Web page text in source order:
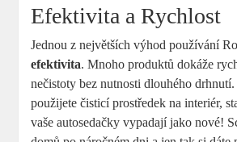
Efektivita ‌a Rychlost
Jednou z největších⁢ výhod používání
efektivita. Mnoho produktů dokáže
nečistoty bez nutnosti dlouhého
použijete čisticí prostředek na interiér,
vaše autosedačky vypadají⁣ jako nové!